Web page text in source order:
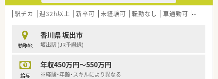
＜こんな方にもオススメ＞
■経験が浅くても現場で教えて頂ける環境にて、前向きに知識習
得に励みたい方
少しでも気になった方はお問い合わせくださいませ。
駅チカ 週32h以上 新卒可 未経験可 転勤なし 車通勤可 積雪な
勤務地
香川県 坂出市
坂出駅 (JR予讃線)
給与
年収450万円～550万円
※経験・年齢・スキルにより異なる